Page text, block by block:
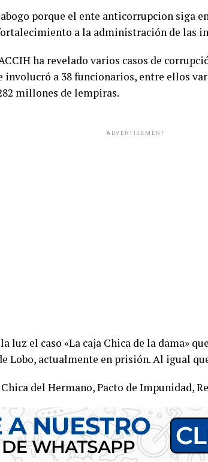
porque el ente anticorrupcion siga
a la administración de las
ha revelado varios casos de
involucró a 38 funcionarios, entre ellos
millones de lempiras.
ADVERTISEMENT
luz el caso «La caja Chica de la dama»
Lobo, actualmente en prisión. Al igual
del Hermano, Pacto de Impunidad,